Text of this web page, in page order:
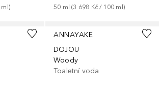
ml) 50 ml (3 698 Kč / 100 ml)
ANNAYAKE
DOJOU
Woody
Toaletní voda